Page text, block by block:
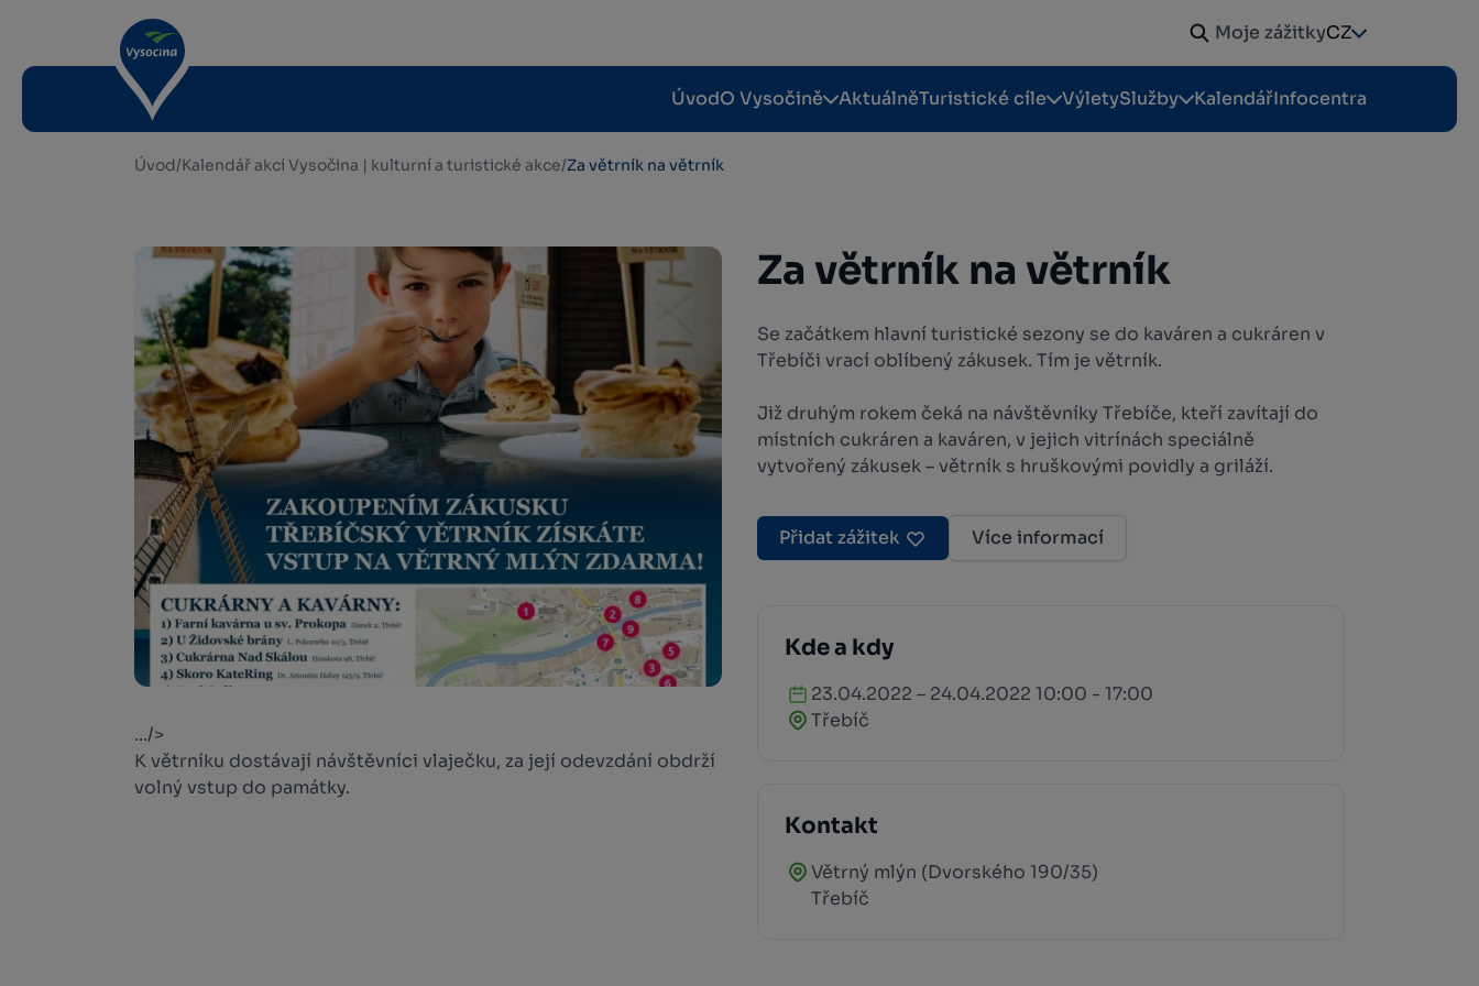
Moje zážitkyCZ
ÚvodO Vysočině AktuálněTuristické cíle VýletySlužby KalendářInfocentra
Úvod/Kalendář akcí Vysočina | kulturní a turistické akce/Za větrník na větrník
Za větrník na větrník
Se začátkem hlavní turistické sezony se do kaváren a cukráren v
Třebíči vrací oblíbený zákusek. Tím je větrník.
Již druhým rokem čeká na návštěvníky Třebíče, kteří zavítají do
místních cukráren a kaváren, v jejich vitrínách speciálně
vytvořený zákusek – větrník s hruškovými povidly a griláží.
Přidat zážitek Více informací
Kde a kdy
23.04.2022 – 24.04.2022 10:00 - 17:00
Třebíč
Kontakt
Větrný mlýn (Dvorského 190/35)
Třebíč
.../>
K větrníku dostávají návštěvníci vlaječku, za její odevzdání obdrží
volný vstup do památky.